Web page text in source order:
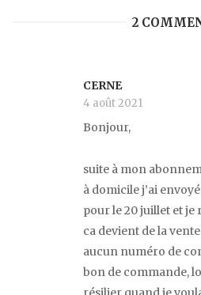
2
CERNE
4 août 2021
Bonjour,
suite à mon
à domicile j’ai
pour le 20 juillet et
ca devient de la
aucun numéro de
bon de commande,